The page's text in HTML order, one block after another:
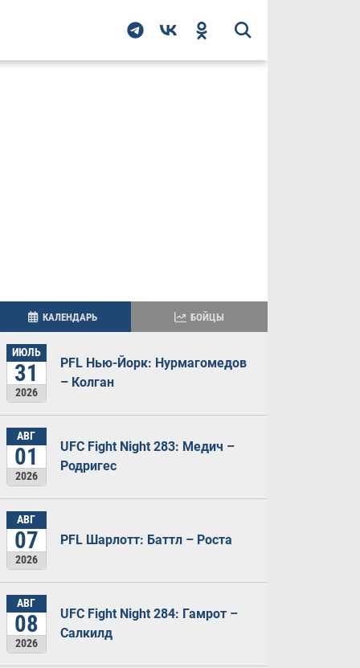
КАЛЕНДАРЬ БОЙЦЫ
ИЮЛЬ
31
2026
PFL Нью-Йорк: Нурмагомедов
– Колган
АВГ
01
2026
UFC Fight Night 283: Медич –
Родригес
АВГ
07
2026
PFL Шарлотт: Баттл – Роста
АВГ
08
2026
UFC Fight Night 284: Гамрот –
Салкилд